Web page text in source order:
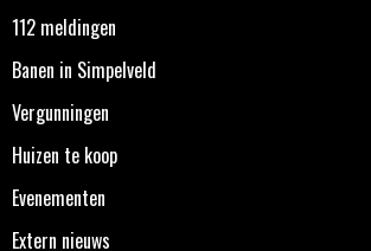
112 meldingen
Banen in Simpelveld
Vergunningen
Huizen te koop
Evenementen
Extern nieuws